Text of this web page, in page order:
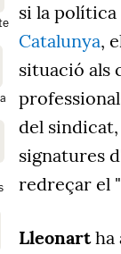
si la política
Catalunya,
situació als
del sindicat,
signatures
redreçar el "
Lleonartha